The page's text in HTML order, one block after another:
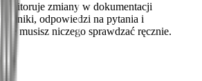
zmiany w dokumentacji
odpowiedzi na pytania i
musisz niczego sprawdzać ręcznie.